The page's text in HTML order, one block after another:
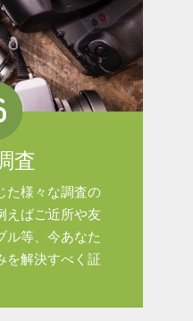
査
た様々な調査の
えばご近所や友
ル等、今あなた
を解決すべく証